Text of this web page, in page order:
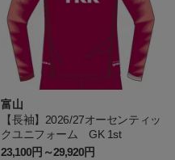
富山
【長袖】2026/27オーセンティッ
クユニフォーム GK 1st
23,100円～29,920円